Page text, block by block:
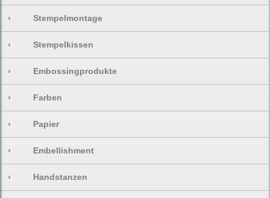
› Stempelmontage
› Stempelkissen
› Embossingprodukte
› Farben
› Papier
› Embellishment
› Handstanzen